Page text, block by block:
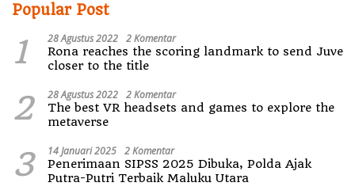
Popular Post
1 28 Agustus 2022 2 Komentar
Rona reaches the scoring landmark to send Juve
closer to the title
2 28 Agustus 2022 2 Komentar
The best VR headsets and games to explore the
metaverse
3 14 Januari 2025 2 Komentar
Penerimaan SIPSS 2025 Dibuka, Polda Ajak
Putra-Putri Terbaik Maluku Utara